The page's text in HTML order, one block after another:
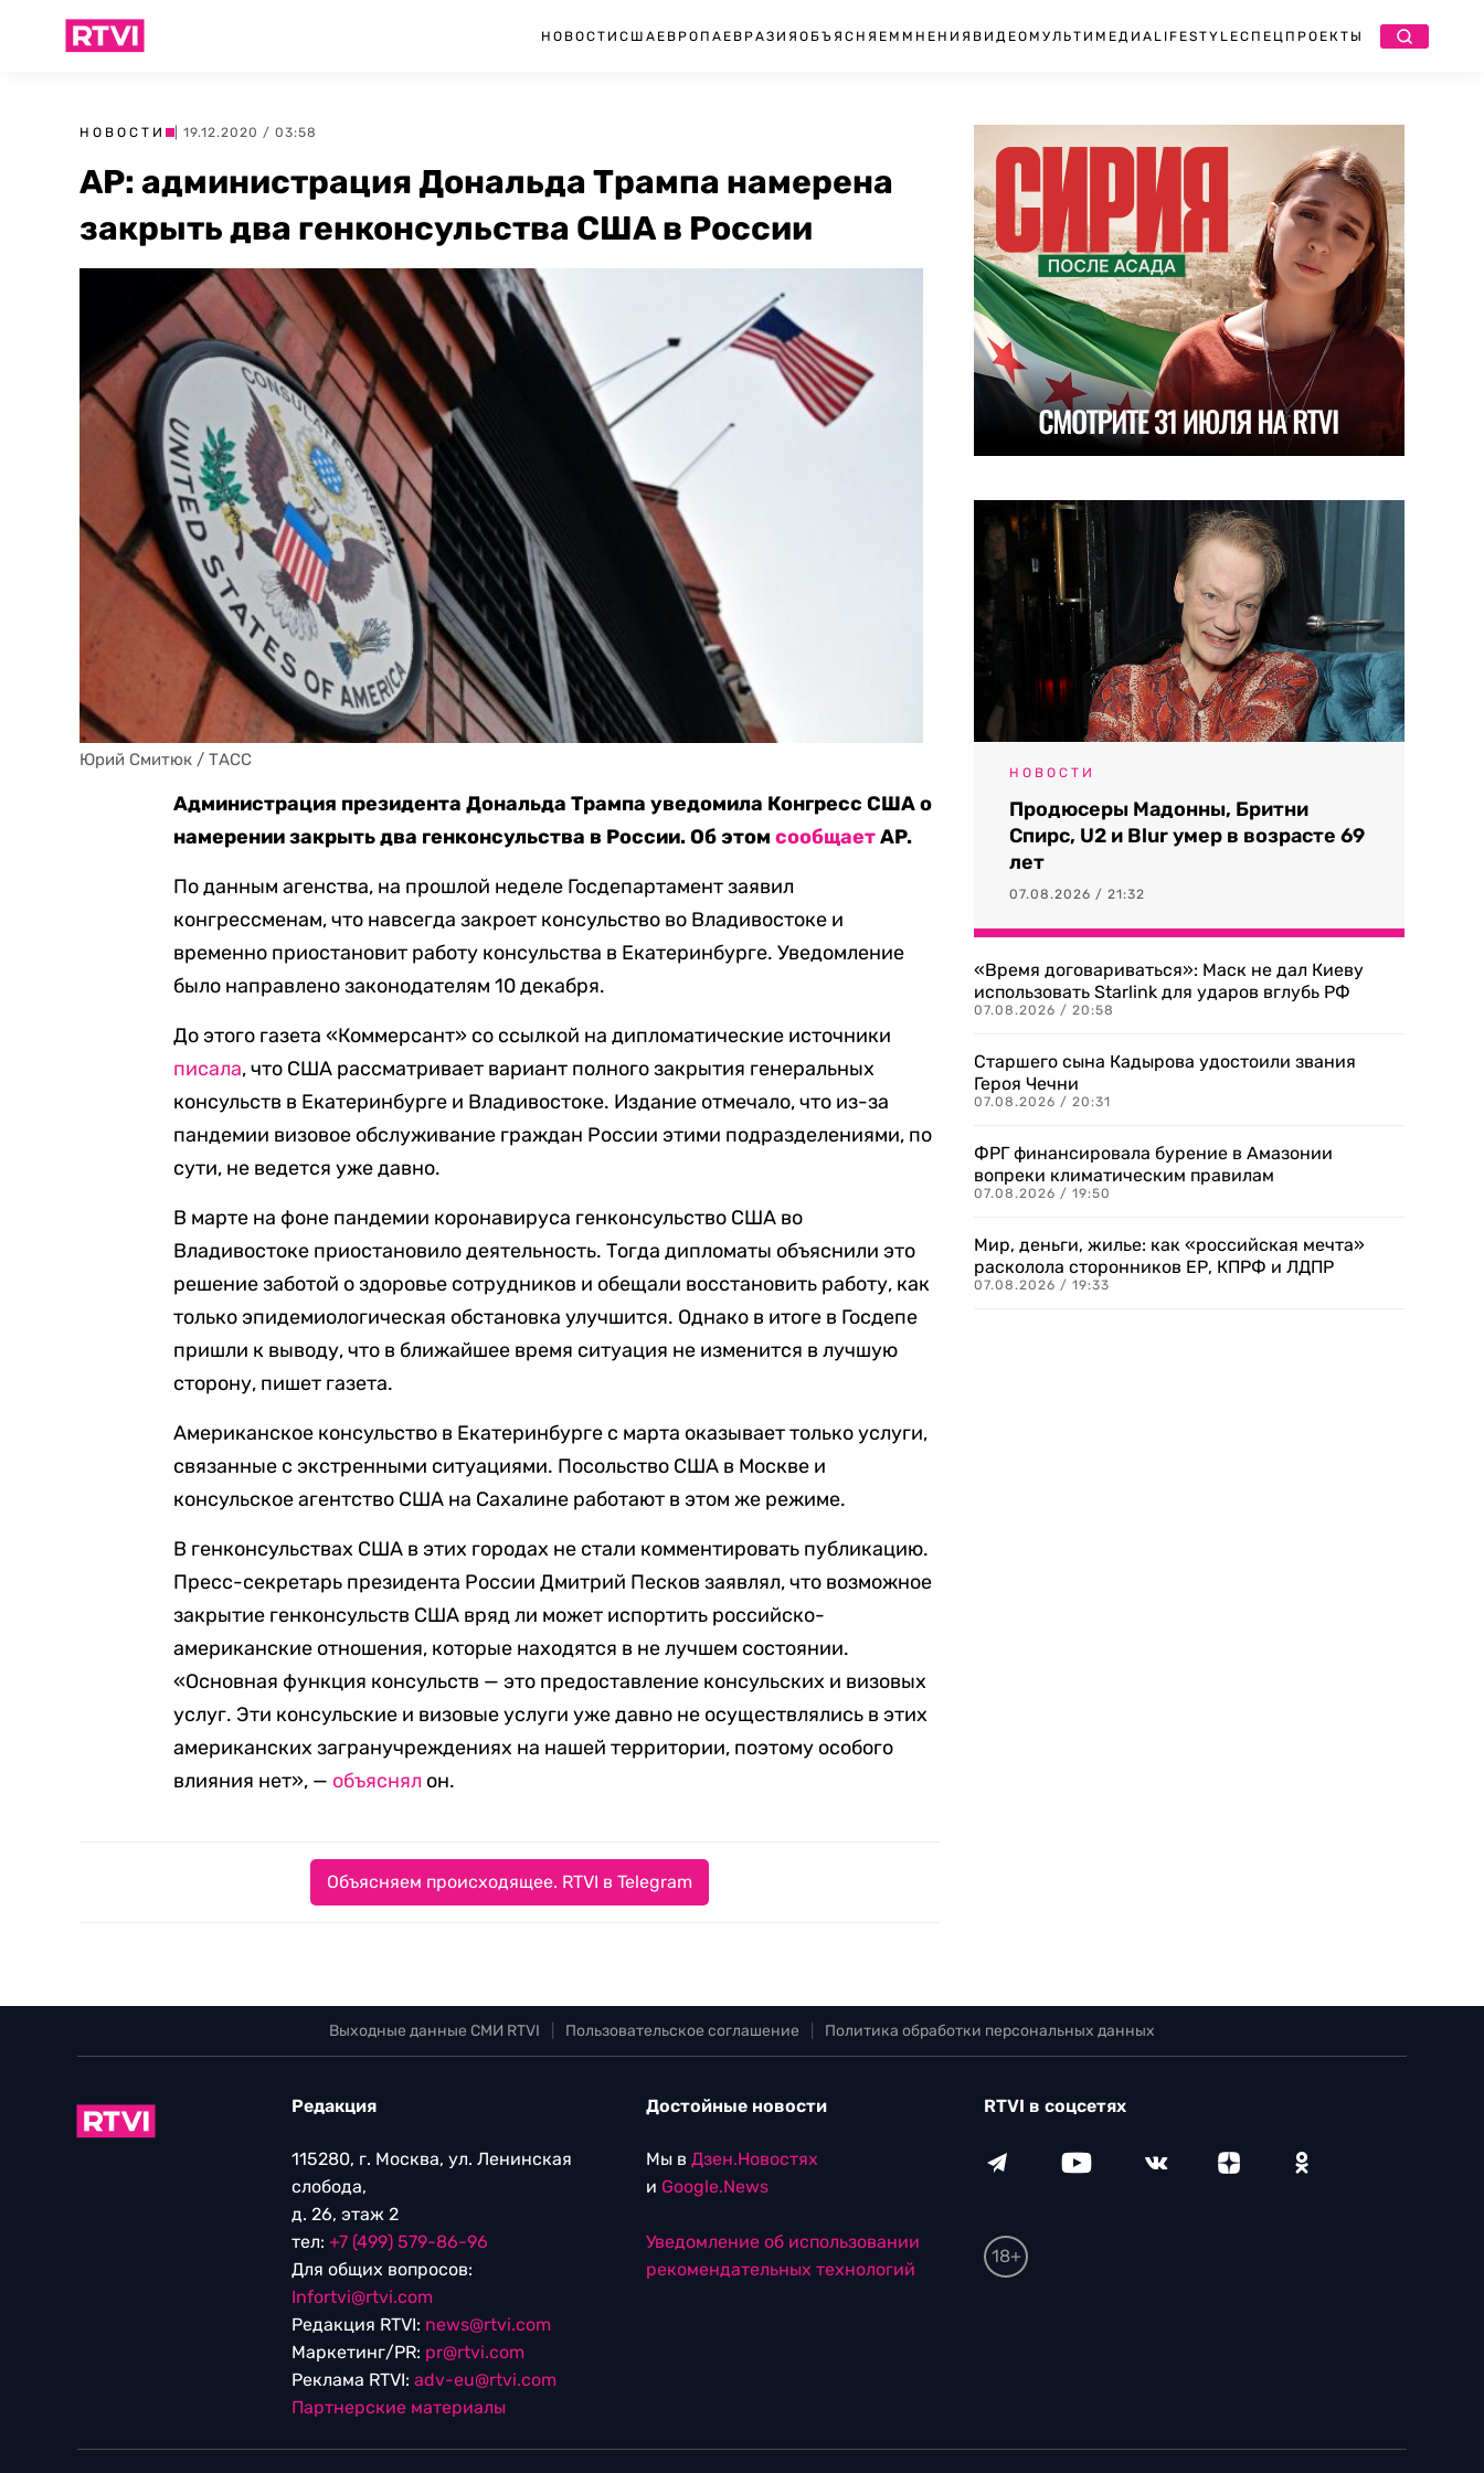
НОВОСТИ США ЕВРОПА ЕВРАЗИЯ ОБЪЯСНЯЕМ МНЕНИЯ ВИДЕО МУЛЬТИМЕДИА LIFESTYLEСПЕЦПРОЕКТЫ
НОВОСТИ | 19.12.2020 / 03:58
AP: администрация Дональда Трампа намерена
закрыть два генконсульства США в России
Юрий Смитюк / ТАСС
Администрация президента Дональда Трампа уведомила Конгресс США о
намерении закрыть два генконсульства в России. Об этомсообщаетAP.
По данным агенства, на прошлой неделе Госдепартамент заявил
конгрессменам, что навсегда закроет консульство во Владивостоке и
временно приостановит работу консульства в Екатеринбурге. Уведомление
было направлено законодателям 10 декабря.
До этого газета «Коммерсант» со ссылкой на дипломатические источники
писала, что США рассматривает вариант полного закрытия генеральных
консульств в Екатеринбурге и Владивостоке. Издание отмечало, что из-за
пандемии визовое обслуживание граждан России этими подразделениями, по
сути, не ведется уже давно.
В марте на фоне пандемии коронавируса генконсульство США во
Владивостоке приостановило деятельность. Тогда дипломаты объяснили это
решение заботой о здоровье сотрудников и обещали восстановить работу, как
только эпидемиологическая обстановка улучшится. Однако в итоге в Госдепе
пришли к выводу, что в ближайшее время ситуация не изменится в лучшую
сторону, пишет газета.
Американское консульство в Екатеринбурге с марта оказывает только услуги,
связанные с экстренными ситуациями. Посольство США в Москве и
консульское агентство США на Сахалине работают в этом же режиме.
В генконсульствах США в этих городах не стали комментировать публикацию.
Пресс-секретарь президента России Дмитрий Песков заявлял, что возможное
закрытие генконсульств США вряд ли может испортить российско-
американские отношения, которые находятся в не лучшем состоянии.
«Основная функция консульств — это предоставление консульских и визовых
услуг. Эти консульские и визовые услуги уже давно не осуществлялись в этих
американских загранучреждениях на нашей территории, поэтому особого
влияния нет», — объяснял он.
Объясняем происходящее. RTVI в Telegram
НОВОСТИ
Продюсеры Мадонны, Бритни
Спирс, U2 и Blur умер в возрасте 69
лет
07.08.2026 / 21:32
«Время договариваться»: Маск не дал Киеву
использовать Starlink для ударов вглубь РФ
07.08.2026 / 20:58
Старшего сына Кадырова удостоили звания
Героя Чечни
07.08.2026 / 20:31
ФРГ финансировала бурение в Амазонии
вопреки климатическим правилам
07.08.2026 / 19:50
Мир, деньги, жилье: как «российская мечта»
расколола сторонников ЕР, КПРФ и ЛДПР
07.08.2026 / 19:33
Выходные данные СМИ RTVI Пользовательское соглашение Политика обработки персональных данных
Редакция
115280, г. Москва, ул. Ленинская
слобода,
д. 26, этаж 2
тел: +7 (499) 579-86-96
Для общих вопросов:
Infortvi@rtvi.com
Редакция RTVI: news@rtvi.com
Маркетинг/PR: pr@rtvi.com
Реклама RTVI: adv-eu@rtvi.com
Партнерские материалы
Достойные новости
Мы в Дзен.Новостях
и Google.News
Уведомление об использовании
рекомендательных технологий
RTVI в соцсетях
18+